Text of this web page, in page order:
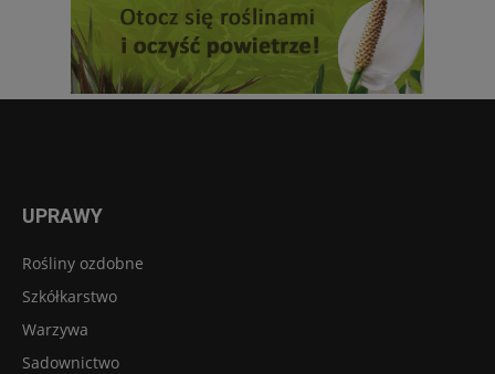
UPRAWY
Rośliny ozdobne
Szkółkarstwo
Warzywa
Sadownictwo